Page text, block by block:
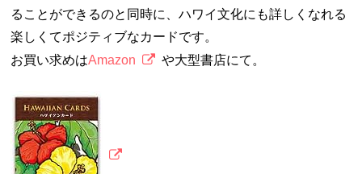
ることができるのと同時に、ハワイ文化にも詳しくなれる
楽しくてポジティブなカードです。
お買い求めはAmazon や大型書店にて。